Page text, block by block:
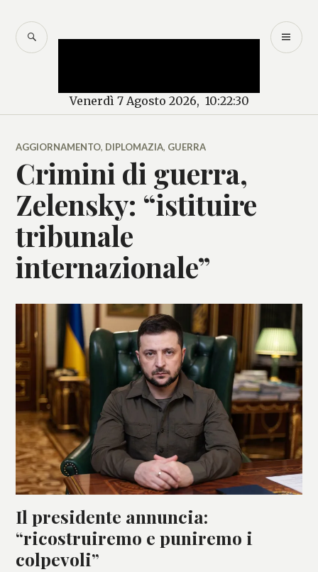
contenuto
Venerdì 7 Agosto 2026, 10:22:30
Mercurio – Il "dio"
CERCA
AGGIORNAMENTO, DIPLOMAZIA, GUERRA
Crimini di guerra,
Zelensky: “istituire
tribunale
internazionale”
Il presidente annuncia:
“ricostruiremo e puniremo i
colpevoli”